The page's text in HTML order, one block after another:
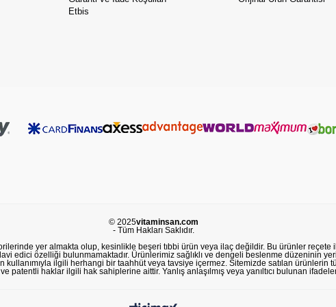
Etbis
© 2025vitaminsan.com
- Tüm Hakları Saklıdır.
yer almakta olup, kesinlikle beşeri tıbbi ürün veya ilaç değildir. Bu ürünler reçete
edici özelliği bulunmamaktadır. Ürünlerimiz sağlıklı ve dengeli beslenme düzeninin
ilgili herhangi bir taahhüt veya tavsiye içermez. Sitemizde satılan ürünlerin
patentli haklar ilgili hak sahiplerine aittir. Yanlış anlaşılmış veya yanıltıcı bulunan